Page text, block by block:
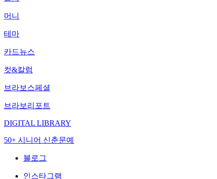
머니
테마
카드뉴스
컷&칼럼
브라보스페셜
브라보리포트
DIGITAL LIBRARY
50+ 시니어 신춘문예
블로그
인스타그램